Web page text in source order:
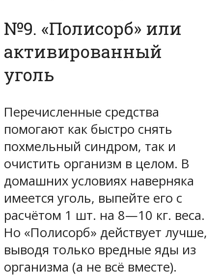
№9. «Полисорб» или
активированный
уголь
Перечисленные средства
помогают как быстро снять
похмельный синдром, так и
очистить организм в целом. В
домашних условиях наверняка
имеется уголь, выпейте его с
расчётом 1 шт. на 8—10 кг. веса.
Но «Полисорб» действует лучше,
выводя только вредные яды из
организма (а не всё вместе).